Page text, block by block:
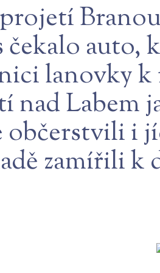
čekalo auto,
lanovky
nad Labem
občerstvili i
zamířili k